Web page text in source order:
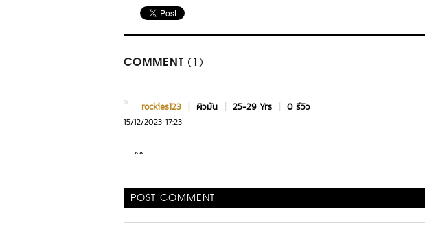
COMMENT (1)
rockies123 | ผิวมัน | 25-29 Yrs | 0 รีวิว
15/12/2023 17:23
^^
POST COMMENT